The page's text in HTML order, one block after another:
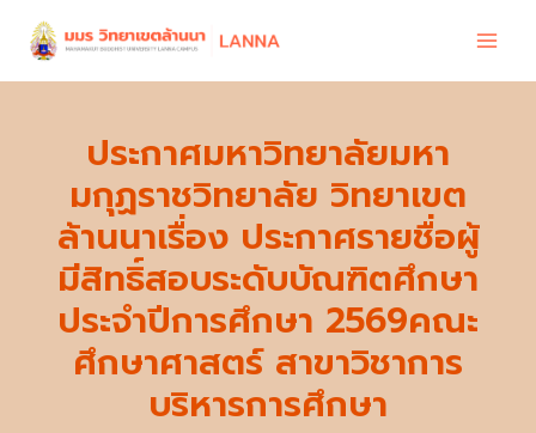
ประกาศมหาวิทยาลัยมหา
มกุฏราชวิทยาลัย วิทยาเขต
ล้านนาเรื่อง ประกาศรายชื่อผู้
มีสิทธิ์สอบระดับบัณฑิตศึกษา
ประจำปีการศึกษา 2569คณะ
ศึกษาศาสตร์ สาขาวิชาการ
บริหารการศึกษา